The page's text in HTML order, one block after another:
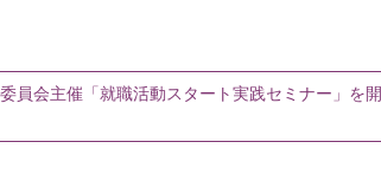
員会主催「就職活動スタート実践セミナー」を